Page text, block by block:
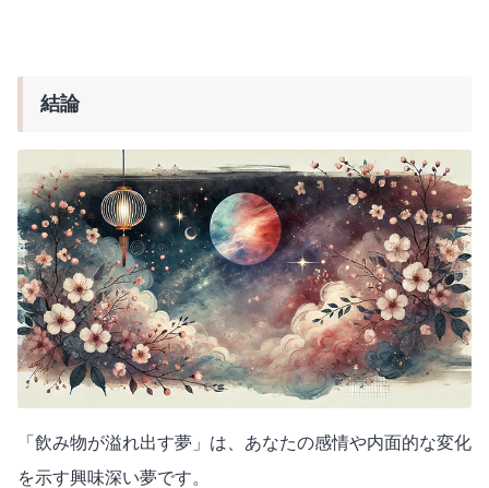
結論
「飲み物が溢れ出す夢」は、あなたの感情や内面的な変化
を示す興味深い夢です。